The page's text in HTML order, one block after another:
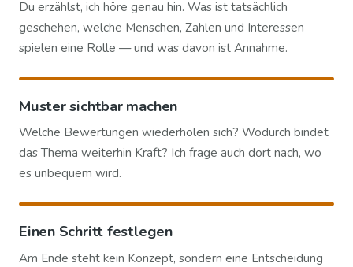
Du erzählst, ich höre genau hin. Was ist tatsächlich
geschehen, welche Menschen, Zahlen und Interessen
spielen eine Rolle — und was davon ist Annahme.
Muster sichtbar machen
Welche Bewertungen wiederholen sich? Wodurch bindet
das Thema weiterhin Kraft? Ich frage auch dort nach, wo
es unbequem wird.
Einen Schritt festlegen
Am Ende steht kein Konzept, sondern eine Entscheidung